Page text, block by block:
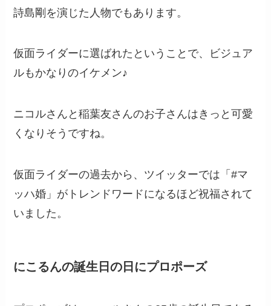
詩島剛を演じた人物でもあります。
仮面ライダーに選ばれたということで、ビジュア
ルもかなりのイケメン♪
ニコルさんと稲葉友さんのお子さんはきっと可愛
くなりそうですね。
仮面ライダーの過去から、ツイッターでは「#マ
ッハ婚」がトレンドワードになるほど祝福されて
いました。
にこるんの誕生日の日にプロポーズ